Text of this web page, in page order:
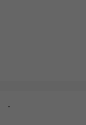
-